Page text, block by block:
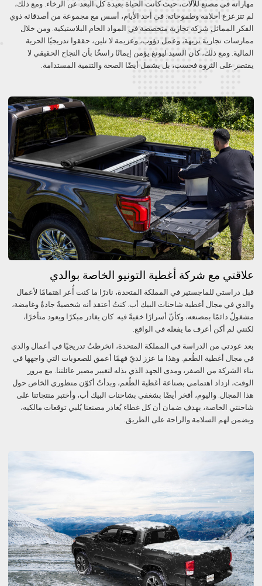
مهاراته في مصنع للآلات، حيث كانت الحياة بعيدة كل البعد عن الرخاء. ومع ذلك،
لم تتزعزع أحلامه وطموحاته. في أحد الأيام، أسس مع مجموعة من أصدقائه ذوي
الفكر المماثل شركة تجارية متخصصة في المواد الخام البلاستيكية. ومن خلال
ممارسات تجارية نزيهة، وعمل دؤوب، وعزيمة لا تلين، حققوا تدريجيًا الحرية
المالية. ومع ذلك، كان السيد ليونغ يؤمن إيمانًا راسخًا بأن النجاح الحقيقي لا
يقتصر على الثروة فحسب، بل يشمل أيضًا الصحة والتنمية المستدامة.
علاقتي مع شركة أغطية التونيو الخاصة بوالدي
قبل دراستي للماجستير في المملكة المتحدة، نادرًا ما كنت أُعر اهتمامًا لأعمال
والدي في مجال أغطية شاحنات البيك أب. كنتُ أعتقد أنه شخصيةٌ جادةٌ وغامضة،
مشغولٌ دائمًا بمصنعه، وكأنّ أسرارًا خفيةً فيه. كان يغادر مبكرًا ويعود متأخرًا،
لكنني لم أكن أعرف ما يفعله في الواقع.
بعد عودتي من الدراسة في المملكة المتحدة، انخرطتُ تدريجيًا في أعمال والدي
في مجال أغطية الطُعم. وهذا ما عزز لديّ فهمًا أعمق للصعوبات التي واجهها في
بناء الشركة من الصفر، ومدى الجهد الذي بذله لتغيير مصير عائلتنا. مع مرور
الوقت، ازداد اهتمامي بصناعة أغطية الطُعم، وبدأتُ أكوّن منظوري الخاص حول
هذا المجال. واليوم، أفخر أيضًا بشغفي بشاحنات البيك أب، وأختبر منتجاتنا على
شاحنتي الخاصة، بهدف ضمان أن كل غطاء يُغادر مصنعنا يُلبي توقعات مالكيه،
ويضمن لهم السلامة والراحة على الطريق.